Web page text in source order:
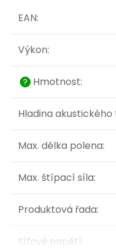
EAN:
Výkon:
? Hmotnost:
Hladina akustického
Max. délka polena:
Max. štípací síla:
Produktová řada:
Síťové napětí: